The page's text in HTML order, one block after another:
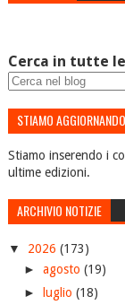
Cerca in tutte
STIAMO
Stiamo inserendo i
ultime edizioni.
ARCHIVIO NOTIZIE
▼ 2026 (173)
► agosto (19)
►
luglio (18)